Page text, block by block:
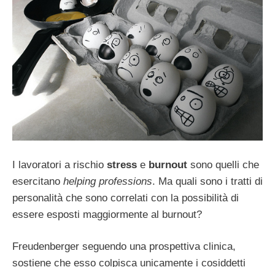
I lavoratori a rischio stress e burnout sono quelli che
esercitano helping professions. Ma quali sono i tratti di
personalità che sono correlati con la possibilità di
essere esposti maggiormente al burnout?
Freudenberger seguendo una prospettiva clinica,
sostiene che esso colpisca unicamente i cosiddetti